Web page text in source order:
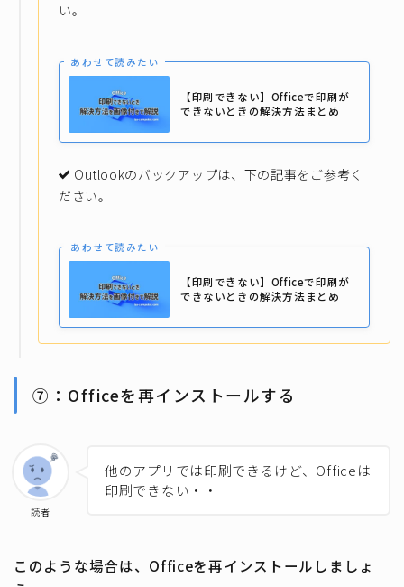
い。
あわせて読みたい
【印刷できない】Officeで印刷が
できないときの解決方法まとめ
Outlookのバックアップは、下の記事をご参考く
ださい。
あわせて読みたい
【印刷できない】Officeで印刷が
できないときの解決方法まとめ
⑦：Officeを再インストールする
読者
他のアプリでは印刷できるけど、Officeは
印刷できない・・
このような場合は、Officeを再インストールしましょ